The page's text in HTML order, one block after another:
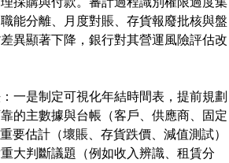
能分離、月度對賬、存貨報廢批核與盤
異顯著下降，銀行對其營運風險評估改
一是制定可視化年結時間表，提前規劃
的主數據與台帳（客戶、供應商、固定
要估計（壞賬、存貨跌價、減值測試）
大判斷議題（例如收入辨識、租賃分